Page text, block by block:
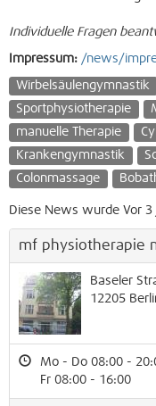
Individuelle Fragen
Impressum: /news/
Wirbelsäulengymnastik
Sportphysiotherapie
manuelle Therapie
Krankengymnastik
Colonmassage
Diese News wurde Vor 3
mf physiotherapie
Baseler
12205
Mo - Do 08:00 -
Fr 08:00 - 16:00